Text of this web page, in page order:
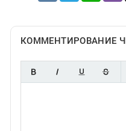
КОММЕНТИРОВАНИЕ